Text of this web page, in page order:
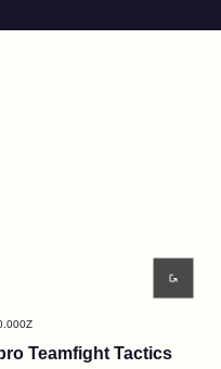
Teamfight Tactics